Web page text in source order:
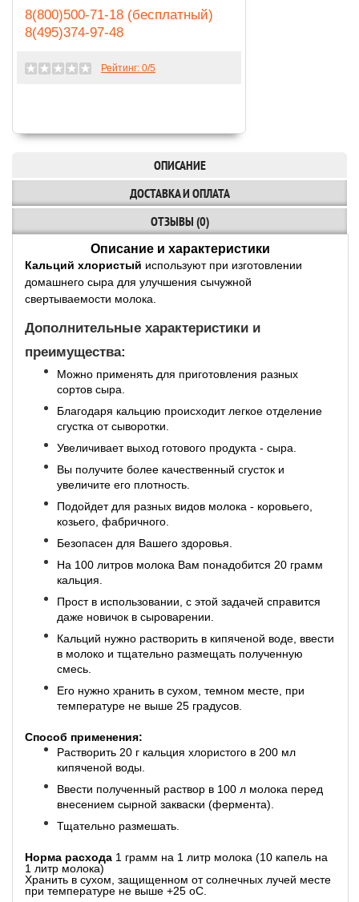
8(800)500-71-18 (бесплатный)
8(495)374-97-48
Рейтинг: 0/5
ОПИСАНИЕ
ДОСТАВКА И ОПЛАТА
ОТЗЫВЫ (0)
Описание и характеристики
Кальций хлористый используют при изготовлении
домашнего сыра для улучшения сычужной
свертываемости молока.
Дополнительные характеристики и
преимущества:
Можно применять для приготовления разных
сортов сыра.
Благодаря кальцию происходит легкое отделение
сгустка от сыворотки.
Увеличивает выход готового продукта - сыра.
Вы получите более качественный сгусток и
увеличите его плотность.
Подойдет для разных видов молока - коровьего,
козьего, фабричного.
Безопасен для Вашего здоровья.
На 100 литров молока Вам понадобится 20 грамм
кальция.
Прост в использовании, с этой задачей справится
даже новичок в сыроварении.
Кальций нужно растворить в кипяченой воде, ввести
в молоко и тщательно размещать полученную
смесь.
Его нужно хранить в сухом, темном месте, при
температуре не выше 25 градусов.
Способ применения:
Растворить 20 г кальция хлористого в 200 мл
кипяченой воды.
Ввести полученный раствор в 100 л молока перед
внесением сырной закваски (фермента).
Тщательно размешать.
Норма расхода 1 грамм на 1 литр молока (10 капель на
1 литр молока)
Хранить в сухом, защищенном от солнечных лучей месте
при температуре не выше +25 оС.